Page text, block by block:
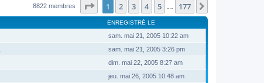
8822 membres Page sur177
1 2 3 4 5 177
ENREGISTRÉ LE
sam. mai 21, 2005 10:22 am
sam. mai 21, 2005 3:26 pm
dim. mai 22, 2005 8:27 am
jeu. mai 26, 2005 10:48 am